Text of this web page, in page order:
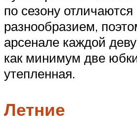
по сезону
разнообразием,
арсенале каждой
как минимум две
утепленная.
Летние